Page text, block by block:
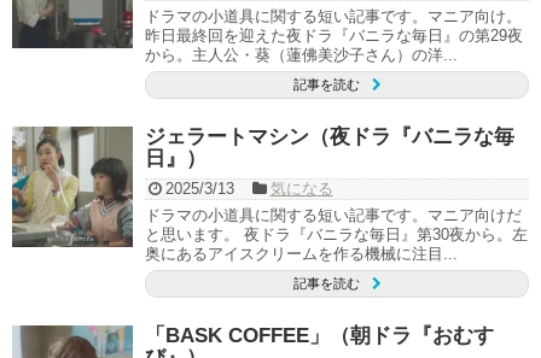
ドラマの小道具に関する短い記事です。マニア向け。
昨日最終回を迎えた夜ドラ『バニラな毎日』の第29夜
から。主人公・葵（蓮佛美沙子さん）の洋...
記事を読む
ジェラートマシン（夜ドラ『バニラな毎
日』）
2025/3/13
気になる
ドラマの小道具に関する短い記事です。マニア向けだ
と思います。 夜ドラ『バニラな毎日』第30夜から。左
奥にあるアイスクリームを作る機械に注目...
記事を読む
「BASK COFFEE」（朝ドラ『おむす